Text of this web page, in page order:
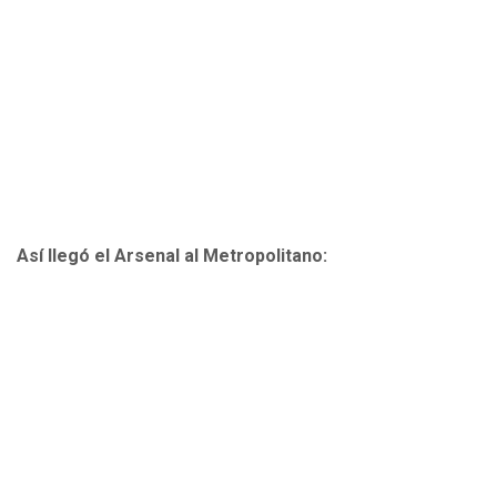
Así llegó el Arsenal al Metropolitano: